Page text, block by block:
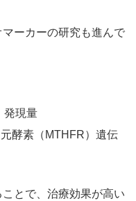
ーカーの研究も進んで
発現量
酵素（MTHFR）遺伝
とで、治療効果が高い